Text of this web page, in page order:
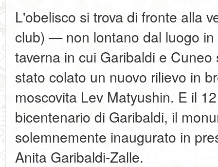
L'obelisco si trova di fronte alla
club) — non lontano dal luogo in
taverna in cui Garibaldi e
stato colato un nuovo rilievo in
moscovita Lev Matyushin. E il
bicentenario di Garibaldi, il
solemnemente inaugurato in
Anita Garibaldi-Zalle.